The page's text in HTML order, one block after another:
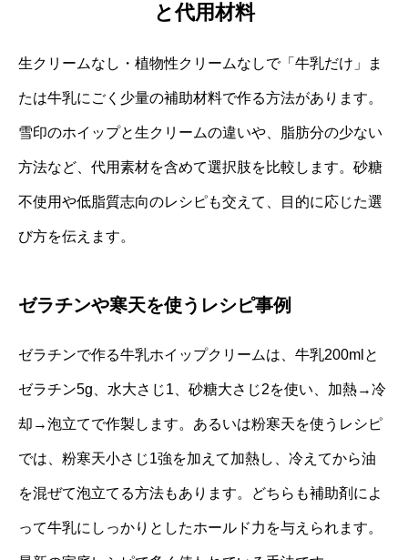
と代用材料
生クリームなし・植物性クリームなしで「牛乳だけ」ま
たは牛乳にごく少量の補助材料で作る方法があります。
雪印のホイップと生クリームの違いや、脂肪分の少ない
方法など、代用素材を含めて選択肢を比較します。砂糖
不使用や低脂質志向のレシピも交えて、目的に応じた選
び方を伝えます。
ゼラチンや寒天を使うレシピ事例
ゼラチンで作る牛乳ホイップクリームは、牛乳200mlと
ゼラチン5g、水大さじ1、砂糖大さじ2を使い、加熱→冷
却→泡立てで作製します。あるいは粉寒天を使うレシピ
では、粉寒天小さじ1強を加えて加熱し、冷えてから油
を混ぜて泡立てる方法もあります。どちらも補助剤によ
って牛乳にしっかりとしたホールド力を与えられます。